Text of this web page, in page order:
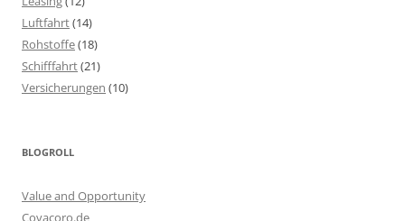
Luftfahrt(14)
Rohstoffe(18)
Schifffahrt(21)
Versicherungen (10)
BLOGROLL
Value and Opportunity